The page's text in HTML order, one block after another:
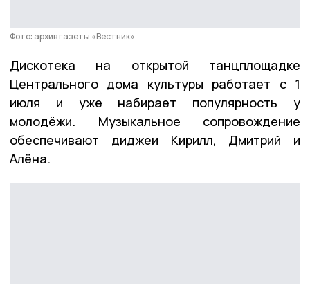
Фото: архив газеты «Вестник»
Дискотека на открытой танцплощадке
Центрального дома культуры работает с 1
июля и уже набирает популярность у
молодёжи. Музыкальное сопровождение
обеспечивают диджеи Кирилл, Дмитрий и
Алёна.